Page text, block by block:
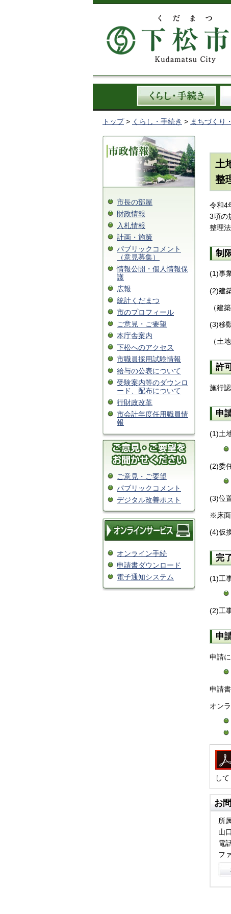
トップ> くらし・手続き > まちづくり
市長の部屋
財政情報
入札情報
計画・施策
パブリックコメント
（意見募集）
情報公開・個人情報保
護
広報
統計くだまつ
市のプロフィール
ご意見・ご要望
本庁舎案内
下松へのアクセス
市職員採用試験情報
給与の公表について
受験案内等のダウンロ
ード、配布について
行財政改革
市会計年度任用職員情
報
ご意見・ご要望
パブリックコメント
デジタル改善ポスト
オンライン手続
申請書ダウンロード
電子通知システム
土
整
令和4
3項の
整理
制
(1)事
(2)建
（建
(3)移
（土
許
施行
申
(1)土
(2)委
(3)位
※床面
(4)仮
完
(1)工
(2)工
申
申請
申請
オン
して
お
所
山
電
フ